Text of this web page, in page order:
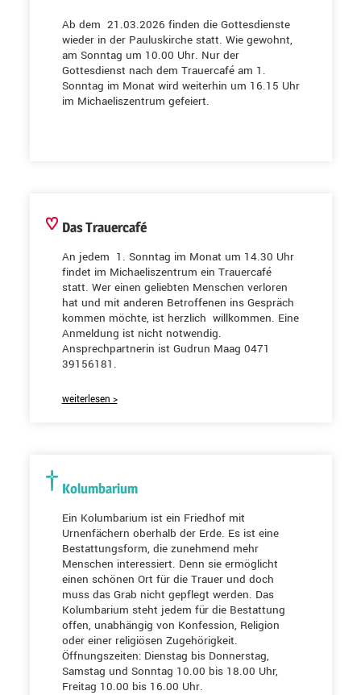
Ab dem 21.03.2026 finden die Gottesdienste
wieder in der Pauluskirche statt. Wie gewohnt,
am Sonntag um 10.00 Uhr. Nur der
Gottesdienst nach dem Trauercafé am 1.
Sonntag im Monat wird weiterhin um 16.15 Uhr
im Michaeliszentrum gefeiert.
Das Trauercafé
An jedem 1. Sonntag im Monat um 14.30 Uhr
findet im Michaeliszentrum ein Trauercafé
statt. Wer einen geliebten Menschen verloren
hat und mit anderen Betroffenen ins Gespräch
kommen möchte, ist herzlich willkommen. Eine
Anmeldung ist nicht notwendig.
Ansprechpartnerin ist Gudrun Maag 0471
39156181.
weiterlesen >
Kolumbarium
Ein Kolumbarium ist ein Friedhof mit
Urnenfächern oberhalb der Erde. Es ist eine
Bestattungsform, die zunehmend mehr
Menschen interessiert. Denn sie ermöglicht
einen schönen Ort für die Trauer und doch
muss das Grab nicht gepflegt werden. Das
Kolumbarium steht jedem für die Bestattung
offen, unabhängig von Konfession, Religion
oder einer religiösen Zugehörigkeit.
Öffnungszeiten: Dienstag bis Donnerstag,
Samstag und Sonntag 10.00 bis 18.00 Uhr,
Freitag 10.00 bis 16.00 Uhr.